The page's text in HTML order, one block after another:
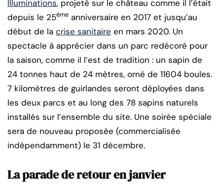
Illuminations, projeté sur le château comme il l’était
depuis le 25ème anniversaire en 2017 et jusqu’au
début de la crise sanitaire en mars 2020. Un
spectacle à apprécier dans un parc redécoré pour
la saison, comme il l’est de tradition : un sapin de
24 tonnes haut de 24 mètres, orné de 11604 boules.
7 kilomètres de guirlandes seront déployées dans
les deux parcs et au long des 78 sapins naturels
installés sur l’ensemble du site. Une soirée spéciale
sera de nouveau proposée (commercialisée
indépendamment) le 31 décembre.
La parade de retour en janvier